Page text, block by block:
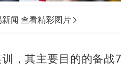
闻 查看精彩图片
，其主要目的的备战7